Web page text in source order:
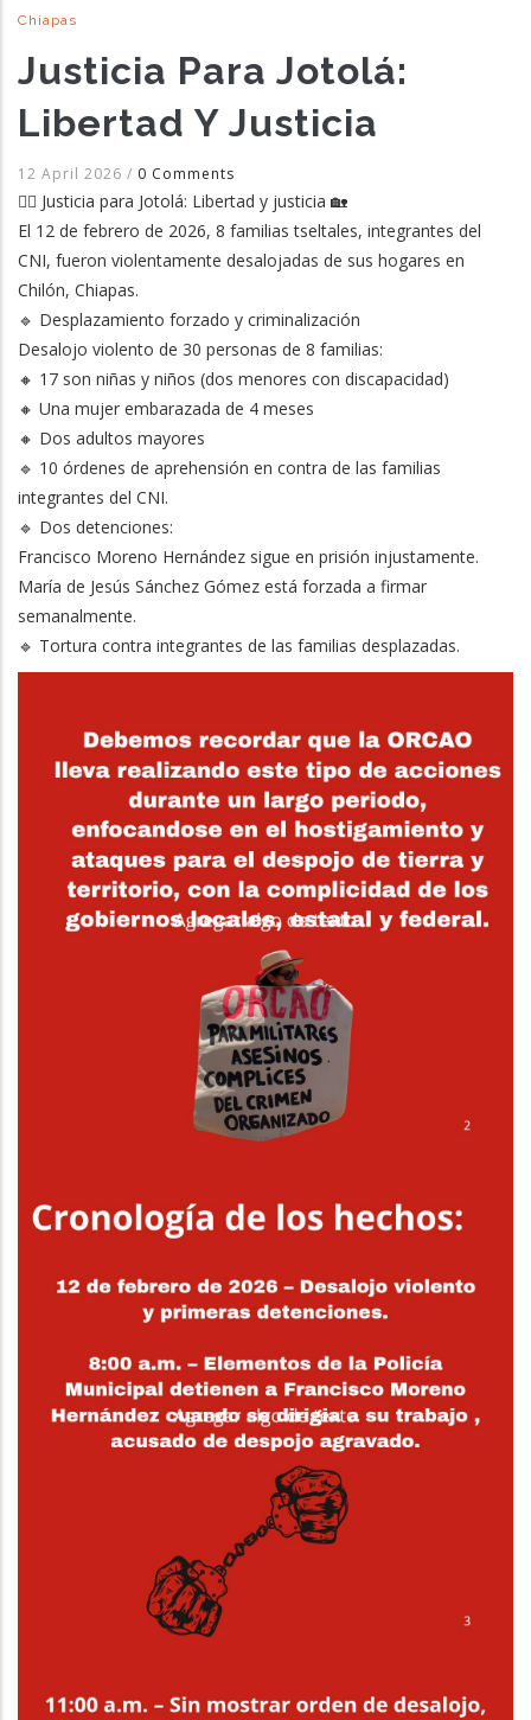
Chiapas
Justicia Para Jotolá:
Libertad Y Justicia
12 April 2026 / 0 Comments
✊🏽 Justicia para Jotolá: Libertad y justicia 🏡
El 12 de febrero de 2026, 8 familias tseltales, integrantes del
CNI, fueron violentamente desalojadas de sus hogares en
Chilón, Chiapas.
🔹 Desplazamiento forzado y criminalización
Desalojo violento de 30 personas de 8 familias:
🔸 17 son niñas y niños (dos menores con discapacidad)
🔸 Una mujer embarazada de 4 meses
🔸 Dos adultos mayores
🔹 10 órdenes de aprehensión en contra de las familias
integrantes del CNI.
🔹 Dos detenciones:
Francisco Moreno Hernández sigue en prisión injustamente.
María de Jesús Sánchez Gómez está forzada a firmar
semanalmente.
🔹 Tortura contra integrantes de las familias desplazadas.